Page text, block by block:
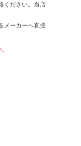
ください。当店
メーカーへ直接